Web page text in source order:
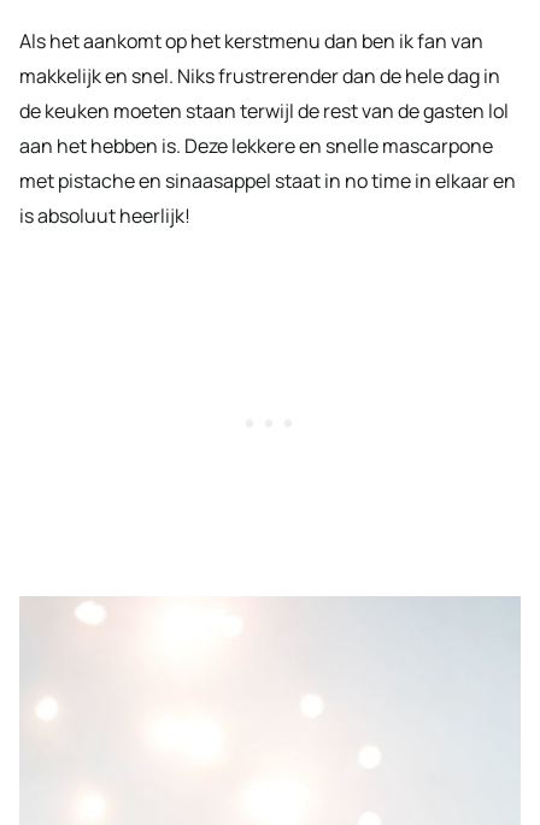
Als het aankomt op het kerstmenu dan ben ik fan van
makkelijk en snel. Niks frustrerender dan de hele dag in
de keuken moeten staan terwijl de rest van de gasten lol
aan het hebben is. Deze lekkere en snelle mascarpone
met pistache en sinaasappel staat in no time in elkaar en
is absoluut heerlijk!